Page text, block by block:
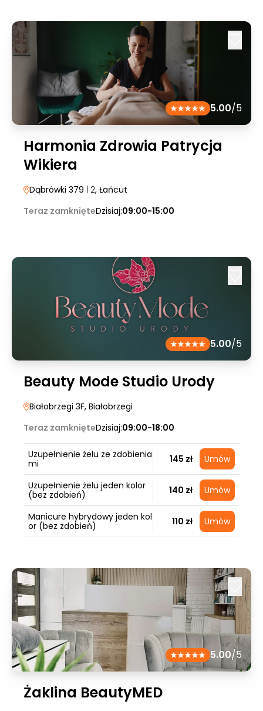
5.00/5
Harmonia Zdrowia Patrycja
Wikiera
Dąbrówki 379 | 2, Łańcut
Teraz zamknięteDzisiaj:09:00-15:00
5.00/5
Beauty Mode Studio Urody
Białobrzegi 3F, Białobrzegi
Teraz zamknięteDzisiaj:09:00-18:00
Uzupełnienie żelu ze zdobienia
mi
145 zł Umów
Uzupełnienie żelu jeden kolor
(bez zdobień)
140 zł Umów
Manicure hybrydowy jeden kol
or (bez zdobień)
110 zł Umów
5.00/5
Żaklina BeautyMED